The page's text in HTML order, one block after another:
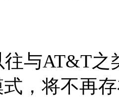
与AT&T之
，将不再